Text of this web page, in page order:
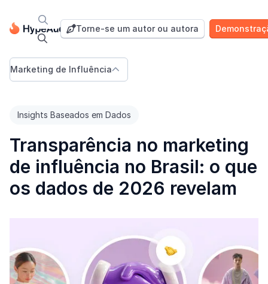
Blog


Torne-se um autor ou autora
Marketing de Influência
Insights Baseados em Dados
Transparência no marketing
de influência no Brasil: o que
os dados de 2026 revelam